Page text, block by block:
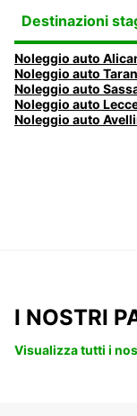
Destinazioni
Noleggio auto
Noleggio auto
Noleggio auto
Noleggio auto
Noleggio auto
I NOSTRI
Visualizza tutti i